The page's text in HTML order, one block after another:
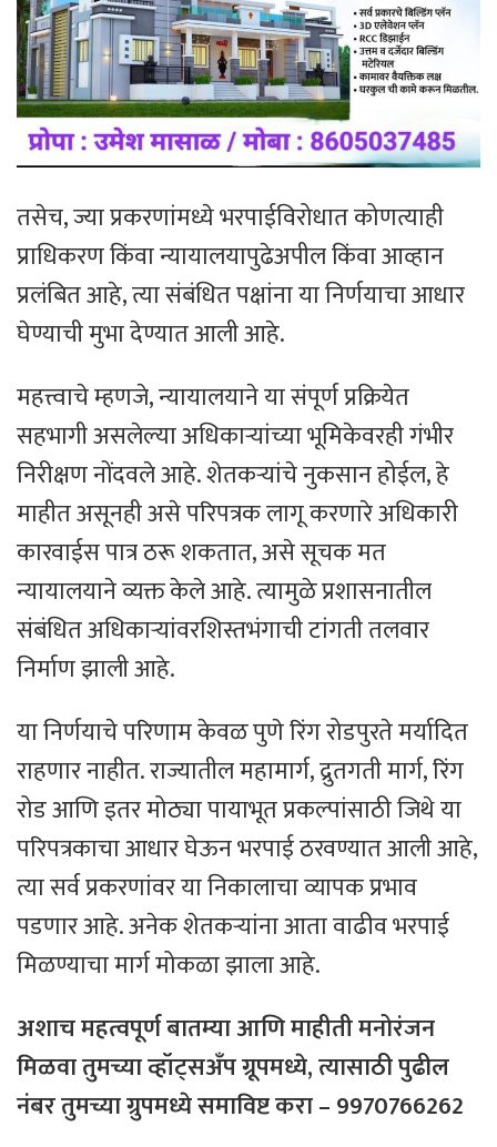
तसेच, ज्या प्रकरणांमध्ये भरपाईविरोधात कोणत्याही
प्राधिकरण किंवा न्यायालयापुढेअपील किंवा आव्हान
प्रलंबित आहे, त्या संबंधित पक्षांना या निर्णयाचा आधार
घेण्याची मुभा देण्यात आली आहे.
महत्त्वाचे म्हणजे, न्यायालयाने या संपूर्ण प्रक्रियेत
सहभागी असलेल्या अधिकाऱ्यांच्या भूमिकेवरही गंभीर
निरीक्षण नोंदवले आहे. शेतकऱ्यांचे नुकसान होईल, हे
माहीत असूनही असे परिपत्रक लागू करणारे अधिकारी
कारवाईस पात्र ठरू शकतात, असे सूचक मत
न्यायालयाने व्यक्त केले आहे. त्यामुळे प्रशासनातील
संबंधित अधिकाऱ्यांवरशिस्तभंगाची टांगती तलवार
निर्माण झाली आहे.
या निर्णयाचे परिणाम केवळ पुणे रिंग रोडपुरते मर्यादित
राहणार नाहीत. राज्यातील महामार्ग, द्रुतगती मार्ग, रिंग
रोड आणि इतर मोठ्या पायाभूत प्रकल्पांसाठी जिथे या
परिपत्रकाचा आधार घेऊन भरपाई ठरवण्यात आली आहे,
त्या सर्व प्रकरणांवर या निकालाचा व्यापक प्रभाव
पडणार आहे. अनेक शेतकऱ्यांना आता वाढीव भरपाई
मिळण्याचा मार्ग मोकळा झाला आहे.
अशाच महत्वपूर्ण बातम्या आणि माहीती मनोरंजन
मिळवा तुमच्या व्हॉट्सअँप ग्रूपमध्ये, त्यासाठीपुढील
नंबरतुमच्याग्रुपमध्येसमाविष्टकरा – 9970766262